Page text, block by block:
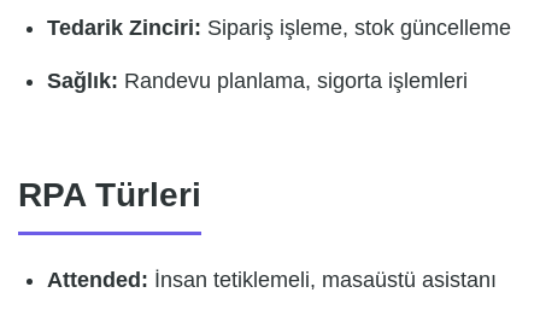
Tedarik Zinciri: Sipariş işleme, stok güncelleme
Sağlık: Randevu planlama, sigorta işlemleri
RPA Türleri
Attended: İnsan tetiklemeli, masaüstü asistanı